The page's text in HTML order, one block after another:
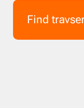
Find